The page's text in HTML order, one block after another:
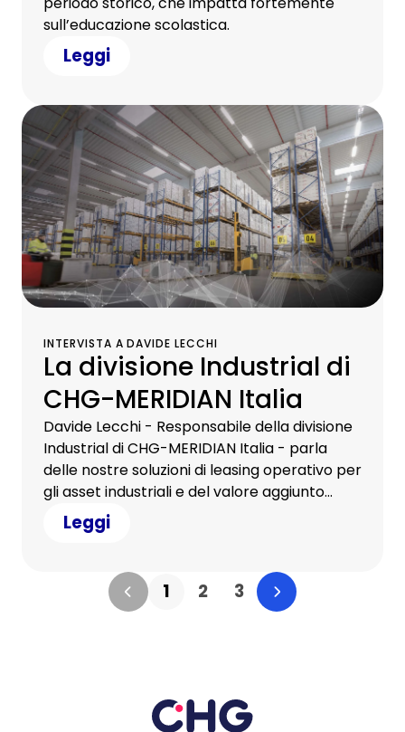
tremosine onlus
sull’educazione scolastica.
Leggi
INTERVISTA A DAVIDE LECCHI
La divisione Industrial di
CHG-MERIDIAN Italia
Davide Lecchi - Responsabile della divisione
Industrial di CHG-MERIDIAN Italia - parla
delle nostre soluzioni di leasing operativo per
gli asset industriali e del valore aggiunto
rispetto alla competition. In un'ottica Green.
Leggi
1 2 3